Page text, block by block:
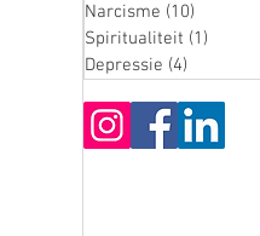
Narcisme (10)
Spiritualiteit (1)
Depressie (4)